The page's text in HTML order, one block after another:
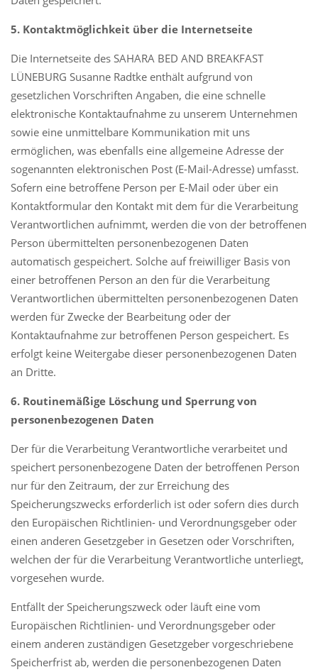
5. Kontaktmöglichkeit über die Internetseite
Die Internetseite des SAHARA BED AND BREAKFAST
LÜNEBURG Susanne Radtke enthält aufgrund von
gesetzlichen Vorschriften Angaben, die eine schnelle
elektronische Kontaktaufnahme zu unserem Unternehmen
sowie eine unmittelbare Kommunikation mit uns
ermöglichen, was ebenfalls eine allgemeine Adresse der
sogenannten elektronischen Post (E-Mail-Adresse) umfasst.
Sofern eine betroffene Person per E-Mail oder über ein
Kontaktformular den Kontakt mit dem für die Verarbeitung
Verantwortlichen aufnimmt, werden die von der betroffenen
Person übermittelten personenbezogenen Daten
automatisch gespeichert. Solche auf freiwilliger Basis von
einer betroffenen Person an den für die Verarbeitung
Verantwortlichen übermittelten personenbezogenen Daten
werden für Zwecke der Bearbeitung oder der
Kontaktaufnahme zur betroffenen Person gespeichert. Es
erfolgt keine Weitergabe dieser personenbezogenen Daten
an Dritte.
6. Routinemäßige Löschung und Sperrung von
personenbezogenen Daten
Der für die Verarbeitung Verantwortliche verarbeitet und
speichert personenbezogene Daten der betroffenen Person
nur für den Zeitraum, der zur Erreichung des
Speicherungszwecks erforderlich ist oder sofern dies durch
den Europäischen Richtlinien- und Verordnungsgeber oder
einen anderen Gesetzgeber in Gesetzen oder Vorschriften,
welchen der für die Verarbeitung Verantwortliche unterliegt,
vorgesehen wurde.
Entfällt der Speicherungszweck oder läuft eine vom
Europäischen Richtlinien- und Verordnungsgeber oder
einem anderen zuständigen Gesetzgeber vorgeschriebene
Speicherfrist ab, werden die personenbezogenen Daten